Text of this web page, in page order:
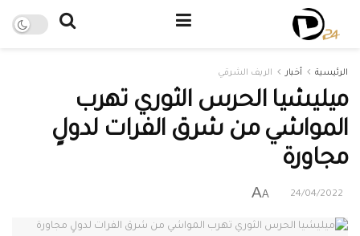
الرئيسية أخبار الريف الشرقي
ميليشيا الحرس الثوري تهرب
المواشي من شرق الفرات لدولٍ
مجاورة
24/04/2022
A
A